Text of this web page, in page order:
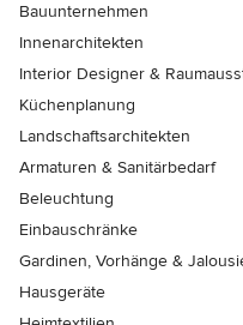
Bauunternehmen
Innenarchitekten
Interior Designer &
Küchenplanung
Landschaftsarchitekten
Armaturen & Sanitärbedarf
Beleuchtung
Einbauschränke
Gardinen, Vorhänge &
Hausgeräte